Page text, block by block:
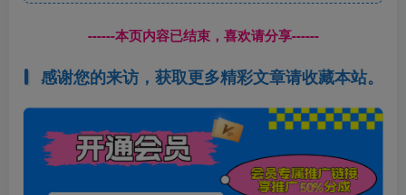
------本页内容已结束，喜欢请分享------
感谢您的来访，获取更多精彩文章请收藏本站。